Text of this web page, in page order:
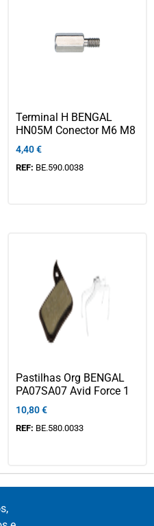
Terminal H BENGAL
HN05M Conector M6 M8
4,40€
REF: BE.590.0038
Pastilhas Org BENGAL
PA07SA07 Avid Force 1
10,80€
REF: BE.580.0033